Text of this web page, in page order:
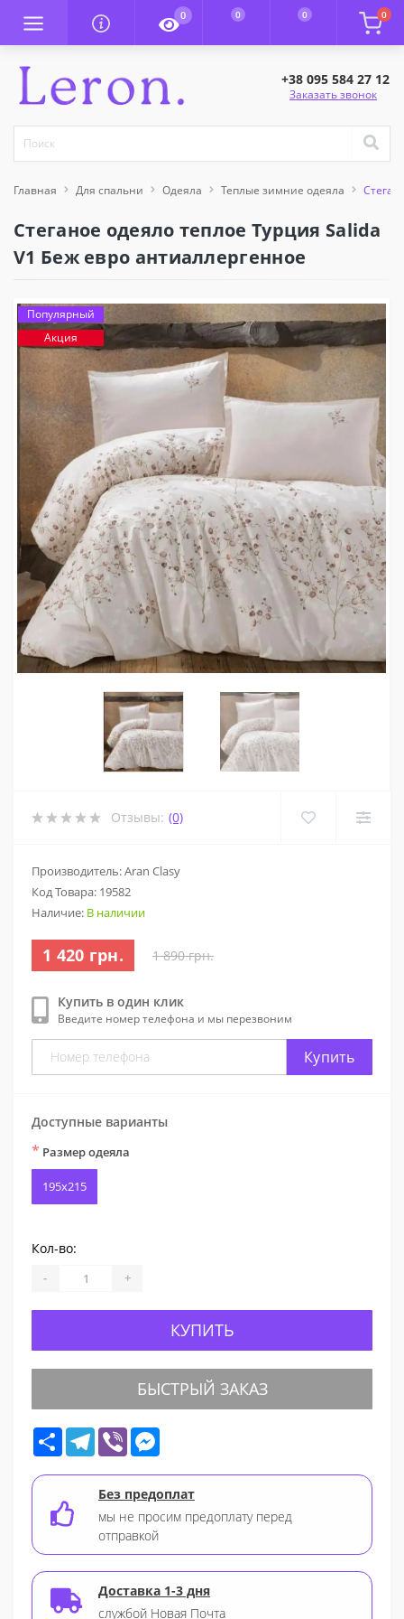
0 0 0 0
+38 095 584 27 12
Заказать звонок
Главная Для спальни Одеяла Теплые зимние одеяла
Стеганое одеяло теплое Турция Salida
V1 Беж евро антиаллергенное
Популярный
Акция
Отзывы: (0)
Производитель: Aran Clasy
Код Товара: 19582
Наличие: В наличии
1 420 грн. 1 890 грн.
Купить в один клик
Введите номер телефона и мы перезвоним
Купить
Доступные варианты
* Размер одеяла
195x215
Кол-во:
- +
КУПИТЬ
БЫСТРЫЙ ЗАКАЗ
Share Telegram
Viber
Без предоплат
мы не просим предоплату перед
отправкой
Доставка 1-3 дня
службой Новая Почта